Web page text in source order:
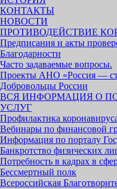
КОНТАКТЫ
НОВОСТИ
ПРОТИВОДЕЙСТВИЕ
Предписания и акты
Благодарности
Часто задаваемые вопросы.
Проекты АНО «Россия —
Добровольцы России
ВСЯ ИНФОРМАЦИЯ О
УСЛУГ
Профилактика
Вебинары по финансовой
Информация по порталу
Банкротство физических
Потребность в кадрах в
Бессмертный полк
Всероссийская